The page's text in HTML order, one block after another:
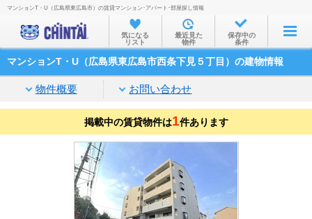
お部屋を探す
沿線・駅から
家賃相場から
通勤通学時間から
不動産会社から
TOP
マンションT・U（広島県東広島市）の賃貸マンション･アパート･部屋探し情報
気になる
リスト
最近見た
物件
保存中の
条件
マンションT・U（広島県東広島市西条下見５丁目）の建物情報
物件概要 お問い合わせ
掲載中の賃貸物件は1件あります